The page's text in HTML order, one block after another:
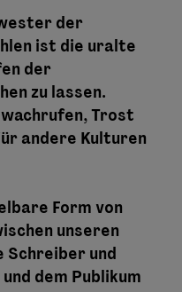
der
ist die uralte
der
zu lassen.
Trost
andere Kulturen
Form von
unseren
Schreiber und
dem Publikum